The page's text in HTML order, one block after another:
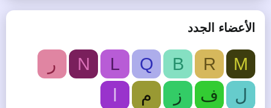
الأعضاء الجدد
M
R
B
Q
L
N
ر
ل
ف ز م